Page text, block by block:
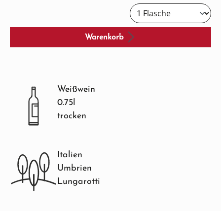
Warenkorb
Weißwein
0.75l
trocken
Italien
Umbrien
Lungarotti